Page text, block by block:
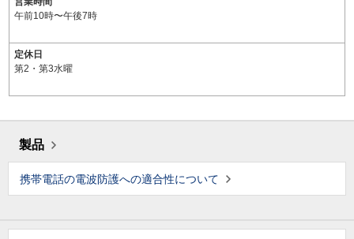
午前10時〜午後7時
定休日
第2・第3水曜
製品
携帯電話の電波防護への適合性について